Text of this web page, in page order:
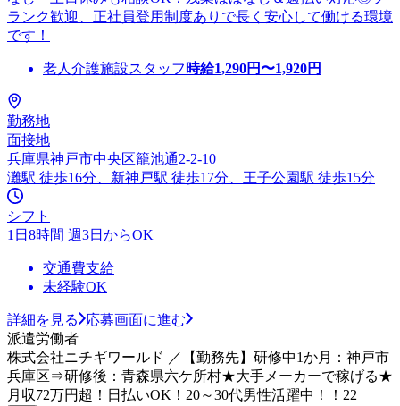
ランク歓迎、正社員登用制度ありで長く安心して働ける環境
です！
老人介護施設スタッフ 時給1,290円〜1,920円
勤務地
面接地
兵庫県神戸市中央区籠池通2-2-10
灘駅 徒歩16分、新神戸駅 徒歩17分、王子公園駅 徒歩15分
シフト
1日8時間 週3日からOK
交通費支給
未経験OK
詳細を見る
応募画面に進む
派遣労働者
株式会社ニチギワールド ／【勤務先】研修中1か月：神戸市
兵庫区⇒研修後：青森県六ケ所村★大手メーカーで稼げる★
月収72万円超！日払いOK！20～30代男性活躍中！！22